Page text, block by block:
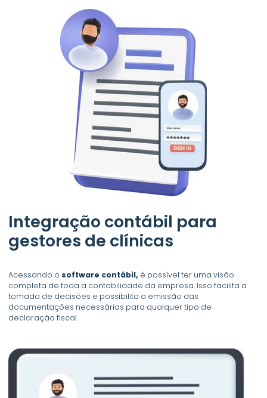
Integração contábil para
gestores de clínicas
Acessando o software contábil, é possível ter uma visão
completa de toda a contabilidade da empresa. Isso facilita a
tomada de decisões e possibilita a emissão das
documentações necessárias para qualquer tipo de
declaração fiscal.